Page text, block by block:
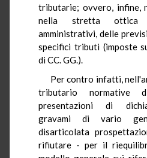
tributarie; ovvero, infine,
nella stretta ottica
amministrativi, delle
specifici tributi (imposte
di CC. GG.).
Per contro infatti,
tributario normative
presentazioni di
gravami di vario
disarticolata
rifiutare - per il